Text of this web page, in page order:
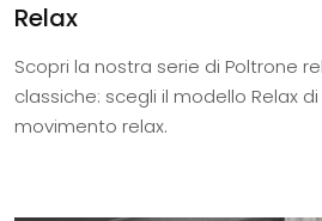
Relax
Scopri la nostra serie di Poltrone
classiche: scegli il modello Relax
movimento relax.